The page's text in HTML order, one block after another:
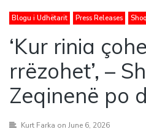
Blogu i Udhëtarit Press Releases
‘Kur rinia
rrëzohet’, –
Zeqinenë po
Kurt Farka on June 6, 2026